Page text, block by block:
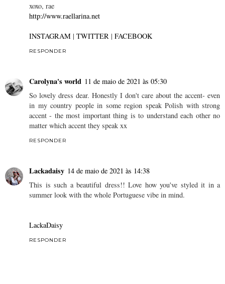
xoxo, rae
http://www.raellarina.net
INSTAGRAM | TWITTER | FACEBOOK
RESPONDER
Carolyna's world 11 de maio de 2021 às 05:30
So lovely dress dear. Honestly I don't care about the accent- even
in my country people in some region speak Polish with strong
accent - the most important thing is to understand each other no
matter which accent they speak xx
RESPONDER
Lackadaisy 14 de maio de 2021 às 14:38
This is such a beautiful dress!! Love how you've styled it in a
summer look with the whole Portuguese vibe in mind.
LackaDaisy
RESPONDER